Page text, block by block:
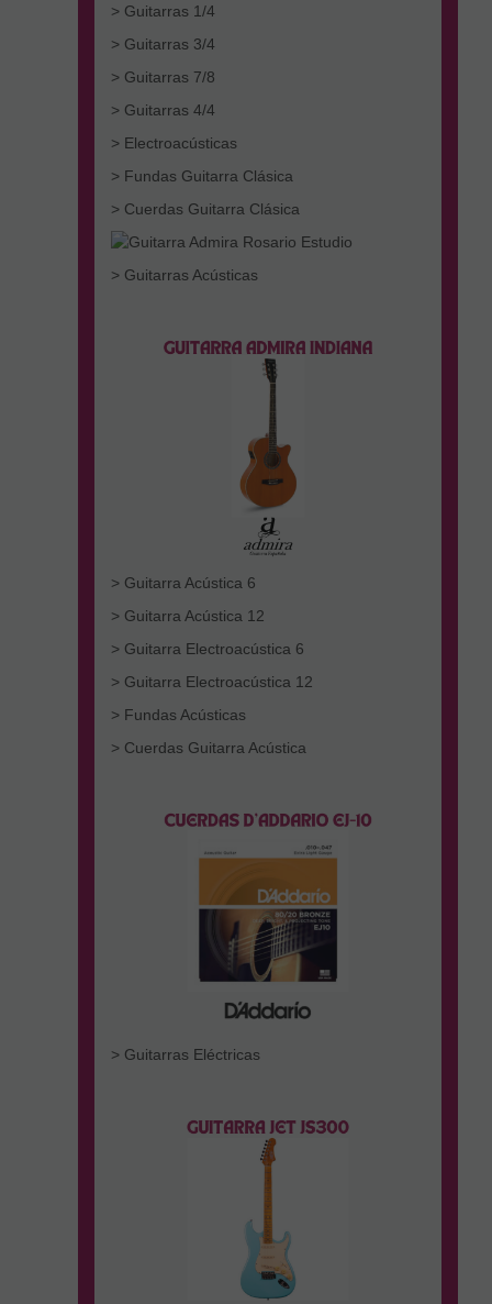
> Guitarras 1/4
> Guitarras 3/4
> Guitarras 7/8
> Guitarras 4/4
> Electroacústicas
> Fundas Guitarra Clásica
> Cuerdas Guitarra Clásica
> Guitarras Acústicas
> Guitarra Acústica 6
> Guitarra Acústica 12
> Guitarra Electroacústica 6
> Guitarra Electroacústica 12
> Fundas Acústicas
> Cuerdas Guitarra Acústica
> Guitarras Eléctricas